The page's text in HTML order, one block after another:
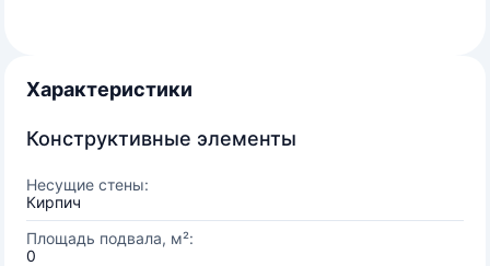
Характеристики
Конструктивные элементы
Несущие стены:
Кирпич
Площадь подвала, м²:
0